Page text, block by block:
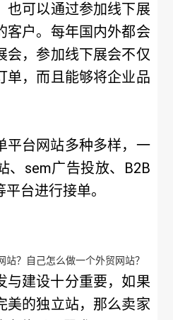
也可以通过参加线下展
客户。每年国内外都会
会，参加线下展会不仅
单，而且能够将企业品
平台网站多种多样，一
、sem广告投放、B2B
台进行接单。
站？自己怎么做一个外贸网站？
与建设十分重要，如果
美的独立站，那么卖家